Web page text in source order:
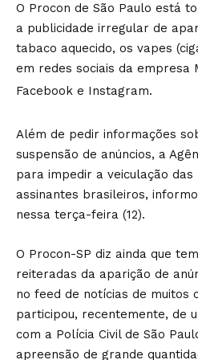
O Procon de São Paulo está
a publicidade irregular de
tabaco aquecido, os vapes
em redes sociais da empresa
Facebook e Instagram.
Além de pedir informações
suspensão de anúncios, a
para impedir a veiculação
assinantes brasileiros,
nessa terça-feira (12).
O Procon-SP diz ainda que
reiteradas da aparição de
no feed de notícias de muitos
participou, recentemente, de
com a Polícia Civil de São
apreensão de grande